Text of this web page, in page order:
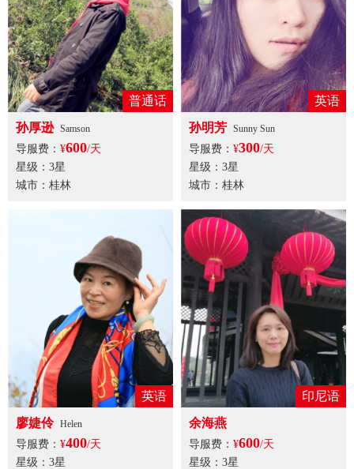
普通话
孙厚逊 Samson
导服费： ¥600/天
星级：3星
城市：桂林
英语
孙明芳 Sunny Sun
导服费： ¥300/天
星级：3星
城市：桂林
英语
廖婕伶 Helen
导服费： ¥400/天
星级：3星
印尼语
余海燕
导服费： ¥600/天
星级：3星